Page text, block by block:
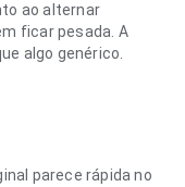
ao alternar
ficar pesada. A
algo genérico.
parece rápida no